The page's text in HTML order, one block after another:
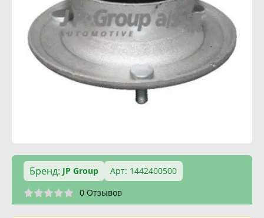
Бренд: JP Group
Арт: 1442400500
0 Отзывов